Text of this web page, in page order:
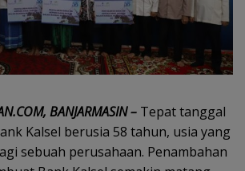
BANJARMASIN – Tepat tanggal
Kalsel berusia 58 tahun, usia yang
sebuah perusahaan. Penambahan